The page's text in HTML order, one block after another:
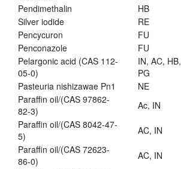
Pendimethalin
HB
Silver iodide
RE
Pencycuron
FU
Penconazole
FU
Pelargonic acid (CAS 112-
05-0)
IN, AC, HB,
PG
Pasteuria nishizawae Pn1
NE
Paraffin oil/(CAS 97862-
82-3)
Ac, IN
Paraffin oil/(CAS 8042-47-
5)
AC, IN
Paraffin oil/(CAS 72623-
86-0)
AC, IN